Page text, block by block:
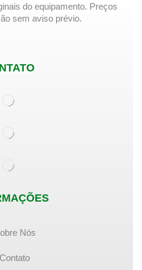
do equipamento. Preços
sem aviso prévio.
Nós